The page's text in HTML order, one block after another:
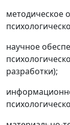
методическое
научное
разработки);